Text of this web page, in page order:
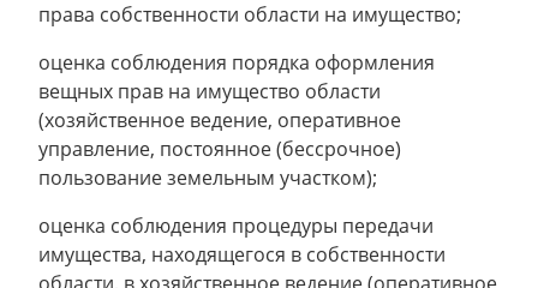
права собственности области на имущество;
оценка соблюдения порядка оформления
вещных прав на имущество области
(хозяйственное ведение, оперативное
управление, постоянное (бессрочное)
пользование земельным участком);
оценка соблюдения процедуры передачи
имущества, находящегося в собственности